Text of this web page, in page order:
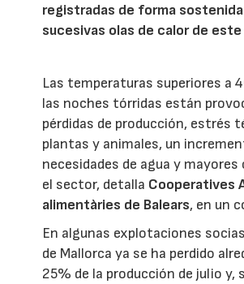
registradas de forma
sucesivas olas de calor de
Las temperaturas superiores a
las noches tórridas están
pérdidas de producción, estrés
plantas y animales, un
necesidades de agua y
el sector, detalla Cooperatives
alimentàries de Balears, en un
En algunas explotaciones
de Mallorca ya se ha perdido
25% de la producción de julio y,